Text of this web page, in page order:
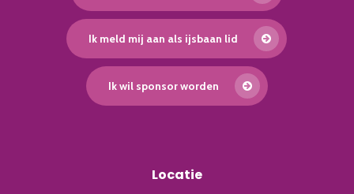
Ik meld mij aan als ijsbaan lid
Ik wil sponsor worden
Locatie